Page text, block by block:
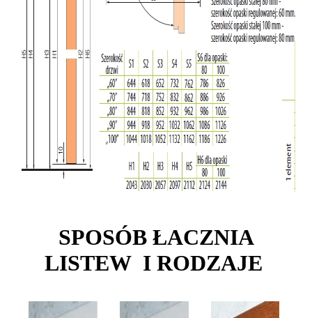
SPOSÓB ŁACZNIA
LISTEW I RODZAJE